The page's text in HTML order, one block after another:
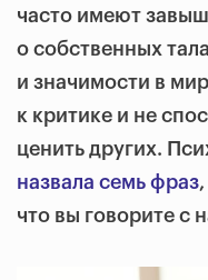
часто имеют
о собственных
и значимости в
к критике и не
ценить других.
назвала семь фраз
что вы говорите с